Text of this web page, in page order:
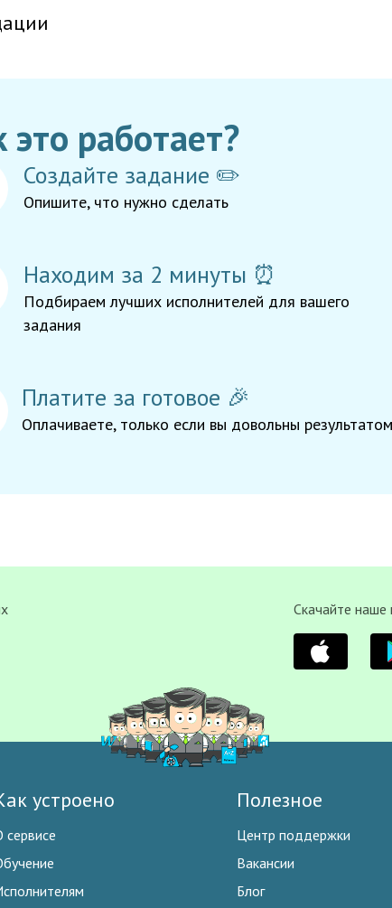
это работает?
Создайте задание ✏️
Опишите, что нужно сделать
Находим за 2 минуты ⏰
Подбираем лучших исполнителей для вашего
задания
Платите за готовое 🎉
Оплачиваете, только если вы довольны результатом
Скачайте наше
устроено
сервисе
Полезное
Центр поддержки
Вакансии
Блог